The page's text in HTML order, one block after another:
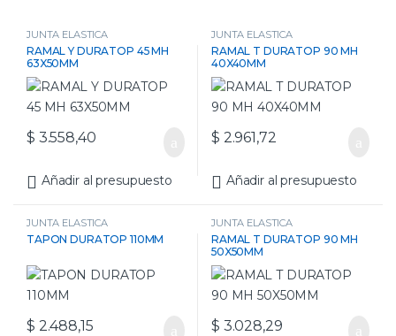
JUNTA ELASTICA
RAMAL Y DURATOP 45 MH
63X50MM
$ 3.558,40
Añadir al presupuesto
JUNTA ELASTICA
RAMAL T DURATOP 90 MH
40X40MM
$ 2.961,72
Añadir al presupuesto
JUNTA ELASTICA
TAPON DURATOP 110MM
$ 2.488,15
JUNTA ELASTICA
RAMAL T DURATOP 90 MH
50X50MM
$ 3.028,29